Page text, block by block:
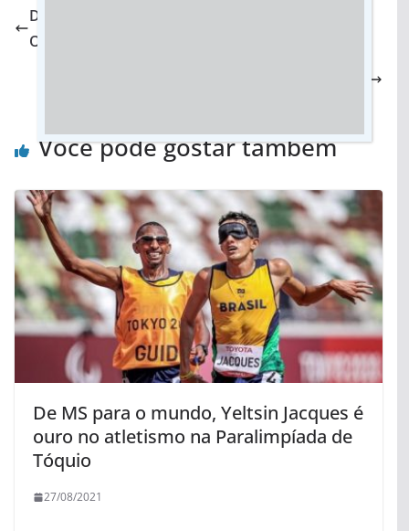
Deputado Caravina solicita inclusão de Perito
Oficial Papiloscopista no concurso da Polícia Civil
Você pode gostar também
De MS para o mundo, Yeltsin Jacques é
ouro no atletismo na Paralimpíada de
Tóquio
27/08/2021